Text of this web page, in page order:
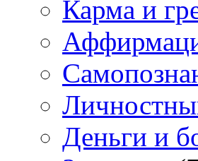
Карма и
Деньги и